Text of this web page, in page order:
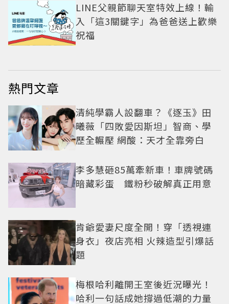
LINE父親節聊天室特效上線！輸
入「這3關鍵字」為爸爸送上歡樂
祝福
熱門文章
清純學霸人設翻車？《逐玉》田
曦薇「四敗愛因斯坦」智商、學
歷全輾壓 網酸：天才全靠旁白
李多慧砸85萬牽新車！車牌號碼
暗藏彩蛋 鐵粉秒破解真正用意
肯爺愛妻尺度全開！穿「透視連
身衣」夜店亮相 火辣造型引爆話
題
梅根哈利離開王室後近況曝光！
哈利一句話成她撐過低潮的力量